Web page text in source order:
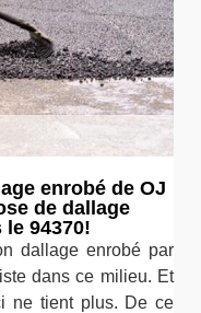
enrobé de OJ
de dallage
94370!
dallage enrobé par
dans ce milieu. Et
ne tient plus. De ce